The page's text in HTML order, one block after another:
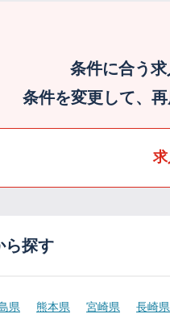
条件に合う求
条件を変更して、
ら探す
県 熊本県 宮崎県 長崎県